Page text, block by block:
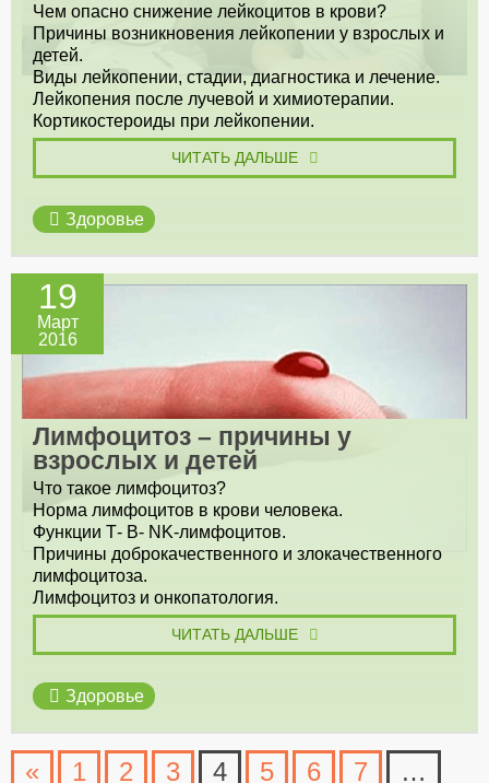
Чем опасно снижение лейкоцитов в крови?
Причины возникновения лейкопении у взрослых и
детей.
Виды лейкопении, стадии, диагностика и лечение.
Лейкопения после лучевой и химиотерапии.
Кортикостероиды при лейкопении.
ЧИТАТЬ ДАЛЬШЕ
Здоровье
19
Март
2016
Лимфоцитоз – причины у
взрослых и детей
Что такое лимфоцитоз?
Норма лимфоцитов в крови человека.
Функции Т- В- NK-лимфоцитов.
Причины доброкачественного и злокачественного
лимфоцитоза.
Лимфоцитоз и онкопатология.
ЧИТАТЬ ДАЛЬШЕ
Здоровье
« 1 2 3 4 5 6 7 …